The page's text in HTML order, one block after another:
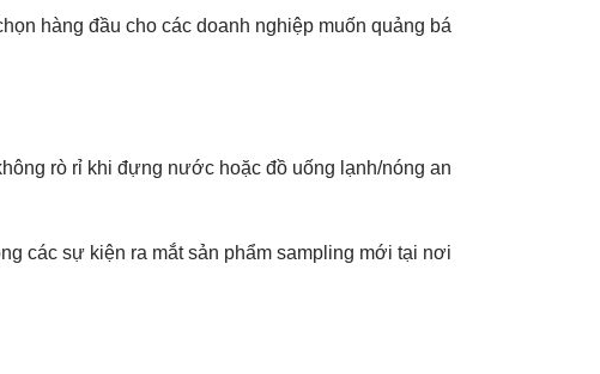
hàng đầu cho các doanh nghiệp muốn quảng bá
rò rỉ khi đựng nước hoặc đồ uống lạnh/nóng an
các sự kiện ra mắt sản phẩm sampling mới tại nơi